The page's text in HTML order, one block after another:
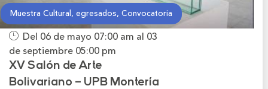
Muestra Cultural, egresados, Convocatoria
Del 06 de mayo 07:00 am al 03
de septiembre 05:00 pm
XV Salón de Arte
Bolivariano – UPB Montería